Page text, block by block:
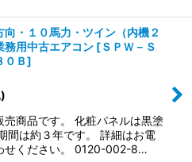
・１０馬力・ツイン（内機２
務用中古エアコン [ＳＰＷ－Ｓ
０Ｂ]
売商品です。 化粧パネルは黒塗
間は約３年です。 詳細はお電
せください。 0120-002-8…